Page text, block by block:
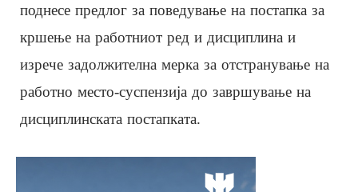
поднесе предлог за поведување на постапка за
кршење на работниот ред и дисциплина и
изрече задолжителна мерка за отстранување на
работно место-суспензија до завршување на
дисциплинската постапката.